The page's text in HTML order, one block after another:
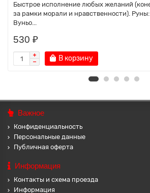
Быстрое исполнение любых желаний
за рамки морали и нравственности).
Вуньо...
530 ₽
В корзину
Важное
Конфиденциальность
Персональные данные
Публичная оферта
Информация
Контакты и схема проезда
Информация